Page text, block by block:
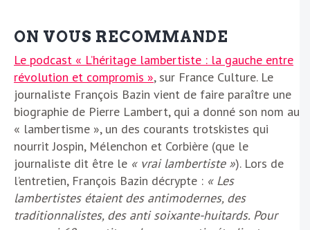
ON VOUS RECOMMANDE
Le podcast « L’héritage lambertiste : la gauche entre
révolution et compromis », sur France Culture. Le
journaliste François Bazin vient de faire paraître une
biographie de Pierre Lambert, qui a donné son nom au
« lambertisme », un des courants trotskistes qui
nourrit Jospin, Mélenchon et Corbière (que le
journaliste dit être le « vrai lambertiste »). Lors de
l’entretien, François Bazin décrypte : « Les
lambertistes étaient des antimodernes, des
traditionnalistes, des anti soixante-huitards. Pour